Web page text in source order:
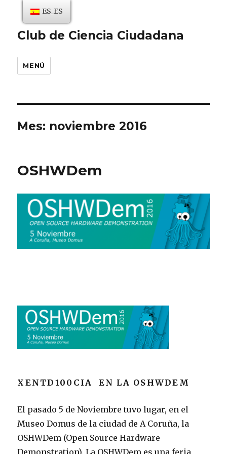
Club de Ciencia Ciudadana
MENÚ
Mes: noviembre 2016
OSHWDem
XENTD100CIA EN LA OSHWDEM
El pasado 5 de Noviembre tuvo lugar, en el
Museo Domus de la ciudad de A Coruña, la
OSHWDem (Open Source Hardware
ES_ES